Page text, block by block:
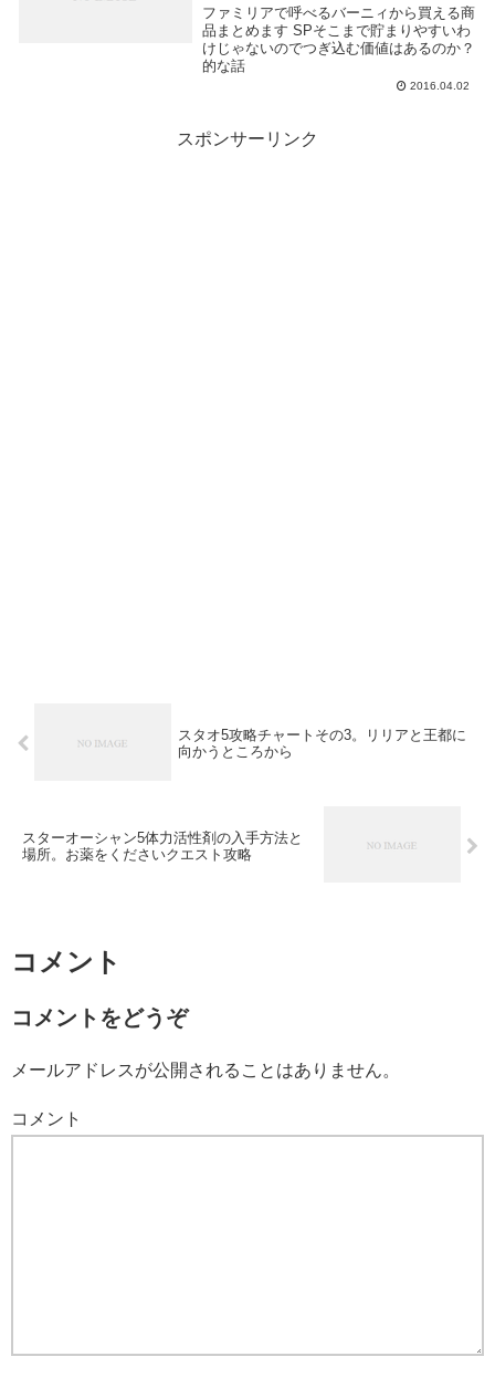
ファミリアで呼べるバーニィから買える商
品まとめます SPそこまで貯まりやすいわ
けじゃないのでつぎ込む価値はあるのか？
的な話
2016.04.02
スポンサーリンク
スタオ5攻略チャートその3。リリアと王都に
向かうところから
スターオーシャン5体力活性剤の入手方法と
場所。お薬をくださいクエスト攻略
コメント
コメントをどうぞ
メールアドレスが公開されることはありません。
コメント